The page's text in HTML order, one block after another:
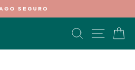
diapositivas
SEGURO
BUSCAR